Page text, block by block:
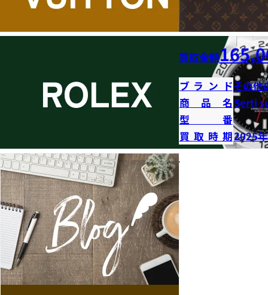
買取金額
ブランドその他
商品名 Serti
型番
買取時期2025